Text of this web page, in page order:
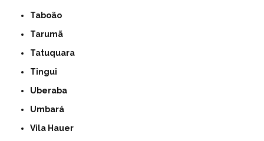
Taboão
Tarumã
Tatuquara
Tingui
Uberaba
Umbará
Vila Hauer